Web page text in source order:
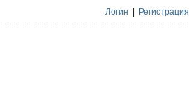
Логин Регистрация